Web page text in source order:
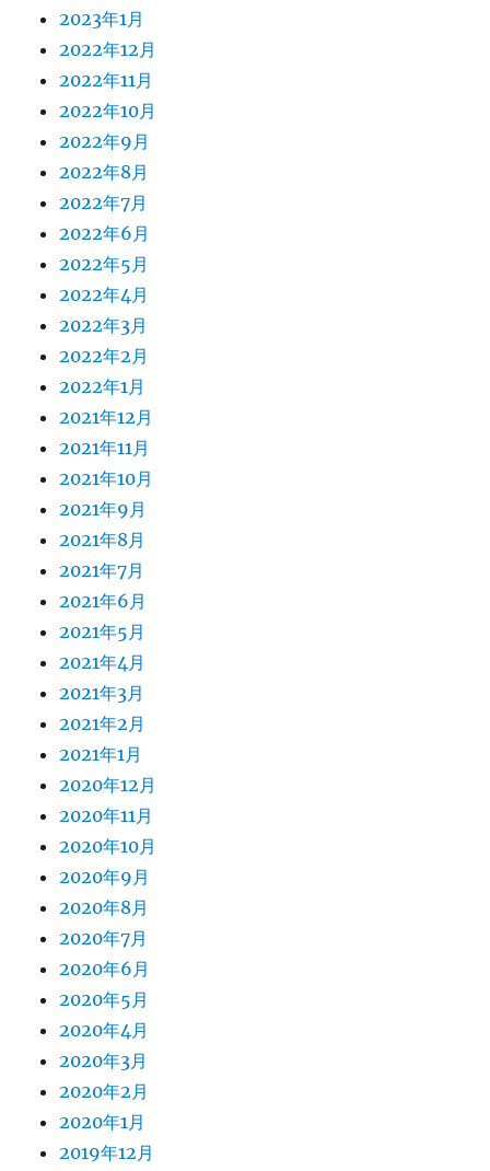
2023年1月
2022年12月
2022年11月
2022年10月
2022年9月
2022年8月
2022年7月
2022年6月
2022年5月
2022年4月
2022年3月
2022年2月
2022年1月
2021年12月
2021年11月
2021年10月
2021年9月
2021年8月
2021年7月
2021年6月
2021年5月
2021年4月
2021年3月
2021年2月
2021年1月
2020年12月
2020年11月
2020年10月
2020年9月
2020年8月
2020年7月
2020年6月
2020年5月
2020年4月
2020年3月
2020年2月
2020年1月
2019年12月